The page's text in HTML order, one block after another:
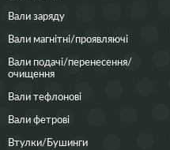
Вали заряду
Вали магнітні/проявляючі
Вали подачі/перенесення/
очищення
Вали тефлонові
Вали фетрові
Втулки/Бушинги